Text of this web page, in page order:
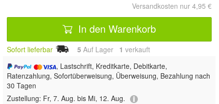
Versandkosten nur 4,95 €
In den Warenkorb
Sofort lieferbar 5 Auf Lager 1 verkauft
, Lastschrift, Kreditkarte, Debitkarte,
Ratenzahlung, Sofortüberweisung, Überweisung, Bezahlung nach
30 Tagen
Zustellung: Fr, 7. Aug. bis Mi, 12. Aug.